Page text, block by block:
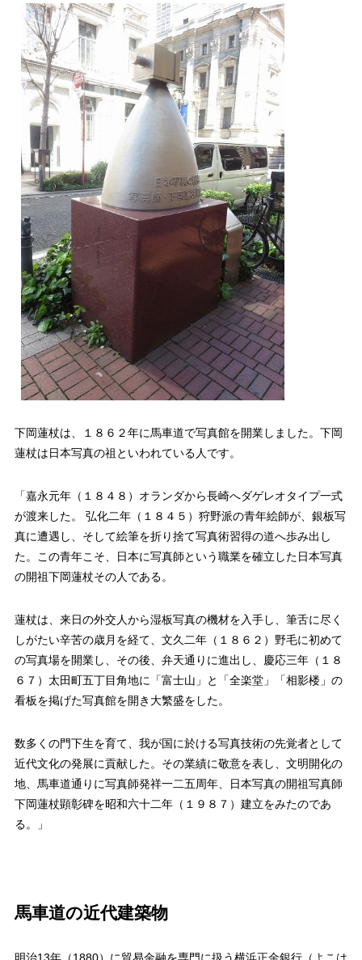
下岡蓮杖は、１８６２年に馬車道で写真館を開業しました。下岡
蓮杖は日本写真の祖といわれている人です。
「嘉永元年（１８４８）オランダから長崎へダゲレオタイプ一式
が渡来した。 弘化二年（１８４５）狩野派の青年絵師が、銀板写
真に遭遇し、そして絵筆を折り捨て写真術習得の道へ歩み出し
た。この青年こそ、日本に写真師という職業を確立した日本写真
の開祖下岡蓮杖その人である。
蓮杖は、来日の外交人から湿板写真の機材を入手し、筆舌に尽く
しがたい辛苦の歳月を経て、文久二年（１８６２）野毛に初めて
の写真場を開業し、その後、弁天通りに進出し、慶応三年（１８
６７）太田町五丁目角地に「富士山」と「全楽堂」「相影楼」の
看板を掲げた写真館を開き大繁盛をした。
数多くの門下生を育て、我が国に於ける写真技術の先覚者として
近代文化の発展に貢献した。その業績に敬意を表し、文明開化の
地、馬車道通りに写真師発祥一二五周年、日本写真の開祖写真師
下岡蓮杖顕彰碑を昭和六十二年（１９８７）建立をみたのであ
る。」
馬車道の近代建築物
明治13年（1880）に貿易金融を専門に扱う横浜正金銀行（よこは